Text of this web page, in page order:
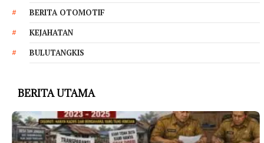
BERITA OTOMOTIF
KEJAHATAN
BULUTANGKIS
BERITA UTAMA